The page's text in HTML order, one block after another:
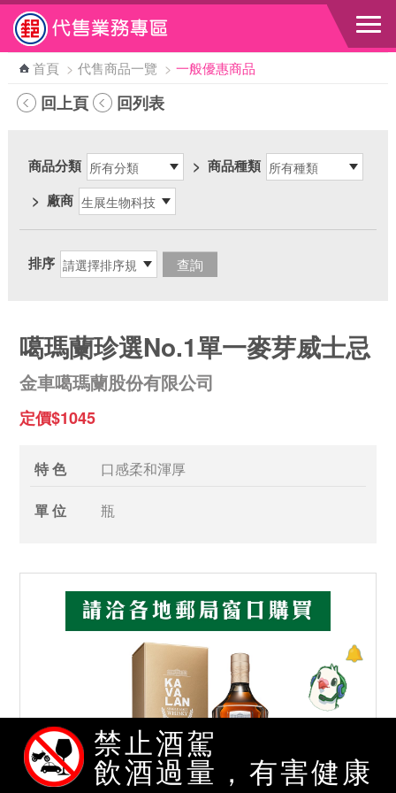
跳到主要內容區塊
首頁 > 代售商品一覽 > 一般優惠商品
回上頁 回列表
商品分類 > 商品種類
> 廠商
排序
噶瑪蘭珍選No.1單一麥芽威士忌
金車噶瑪蘭股份有限公司
定價$1045
特 色 口感柔和渾厚
單 位 瓶
禁止酒駕
飲酒過量，有害健康